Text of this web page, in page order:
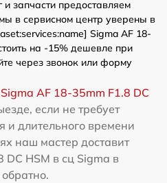
и запчасти предоставляем
в сервисном центр уверены в
Sigma AF 18-
на -15% дешевле при
через звонок или форму
AF 18-35mm F1.8 DC
если не требует
и длительного времени
наш мастер доставит
HSM в сц Sigma в